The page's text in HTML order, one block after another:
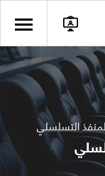
التسلسلي